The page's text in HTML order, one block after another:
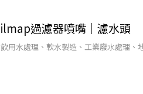
ilmap過濾器噴嘴｜濾水頭
飲⽤⽔處理、軟⽔製造、⼯業廢⽔處理